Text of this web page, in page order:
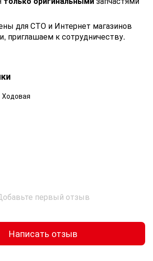
для СТО и Интернет магазинов
приглашаем к сотрудничеству.
Ходовая
первый отзыв
Написать отзыв